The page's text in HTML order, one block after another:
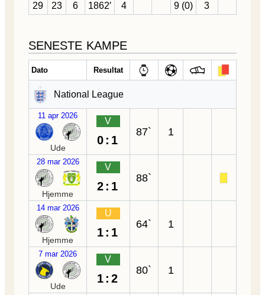
29 23 6 1862′ 4 9 (0) 3
SENESTE KAMPE
Dato Resultat
National League
11 apr 2026
Ude
V
0:1
87` 1
28 mar 2026
Hjemme
V
2:1
88`
14 mar 2026
Hjemme
U
1:1
64` 1
7 mar 2026
Ude
V
1:2
80` 1